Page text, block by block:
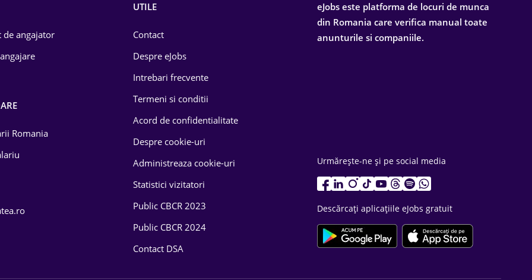
de angajator
Romania
UTILE
Contact
Despre eJobs
Intrebari frecvente
Termeni si conditii
Acord de confidentialitate
Despre cookie-uri
Administreaza cookie-uri
Statistici vizitatori
Public CBCR 2023
Public CBCR 2024
Contact DSA
eJobs este platforma de locuri de munca
din Romania care verifica manual toate
anunturile si companiile.
Urmărește-ne și pe social media
Descărcați aplicațiile eJobs gratuit